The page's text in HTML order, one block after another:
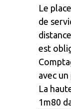
Le
de
est
avec
La
1m80